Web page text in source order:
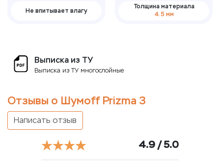
Не впитывает влагу
Толщина материала
4.5 мм
Выписка из ТУ
Выписка из ТУ многослойные
Отзывы о Шумoff Prizma 3
Написать отзыв
4.9 / 5.0